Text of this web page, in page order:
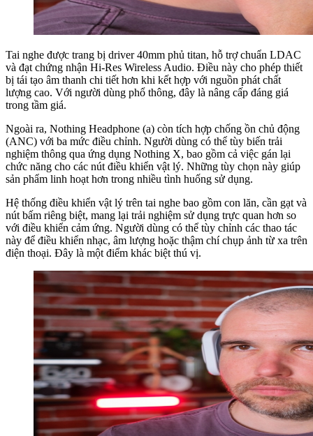
Tai nghe được trang bị driver 40mm phủ titan, hỗ trợ chuẩn LDAC
và đạt chứng nhận Hi-Res Wireless Audio. Điều này cho phép thiết
bị tái tạo âm thanh chi tiết hơn khi kết hợp với nguồn phát chất
lượng cao. Với người dùng phổ thông, đây là nâng cấp đáng giá
trong tầm giá.
Ngoài ra, Nothing Headphone (a) còn tích hợp chống ồn chủ động
(ANC) với ba mức điều chỉnh. Người dùng có thể tùy biến trải
nghiệm thông qua ứng dụng Nothing X, bao gồm cả việc gán lại
chức năng cho các nút điều khiển vật lý. Những tùy chọn này giúp
sản phẩm linh hoạt hơn trong nhiều tình huống sử dụng.
Hệ thống điều khiển vật lý trên tai nghe bao gồm con lăn, cần gạt và
nút bấm riêng biệt, mang lại trải nghiệm sử dụng trực quan hơn so
với điều khiển cảm ứng. Người dùng có thể tùy chỉnh các thao tác
này để điều khiển nhạc, âm lượng hoặc thậm chí chụp ảnh từ xa trên
điện thoại. Đây là một điểm khác biệt thú vị.